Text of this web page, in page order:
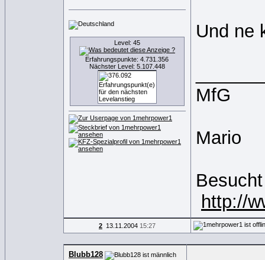
Level: 45
Erfahrungspunkte: 4.731.356
Nächster Level: 5.107.448
Und ne
MfG
Mario
http://
2 13.11.2004 15:27
Blubb128